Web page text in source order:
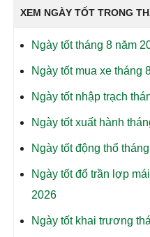
XEM NGÀY TỐT TRONG
Ngày tốt tháng 8 năm
Ngày tốt mua xe tháng
Ngày tốt nhập trạch
Ngày tốt xuất hành
Ngày tốt động thổ
Ngày tốt đổ trần lợp
2026
Ngày tốt khai trương